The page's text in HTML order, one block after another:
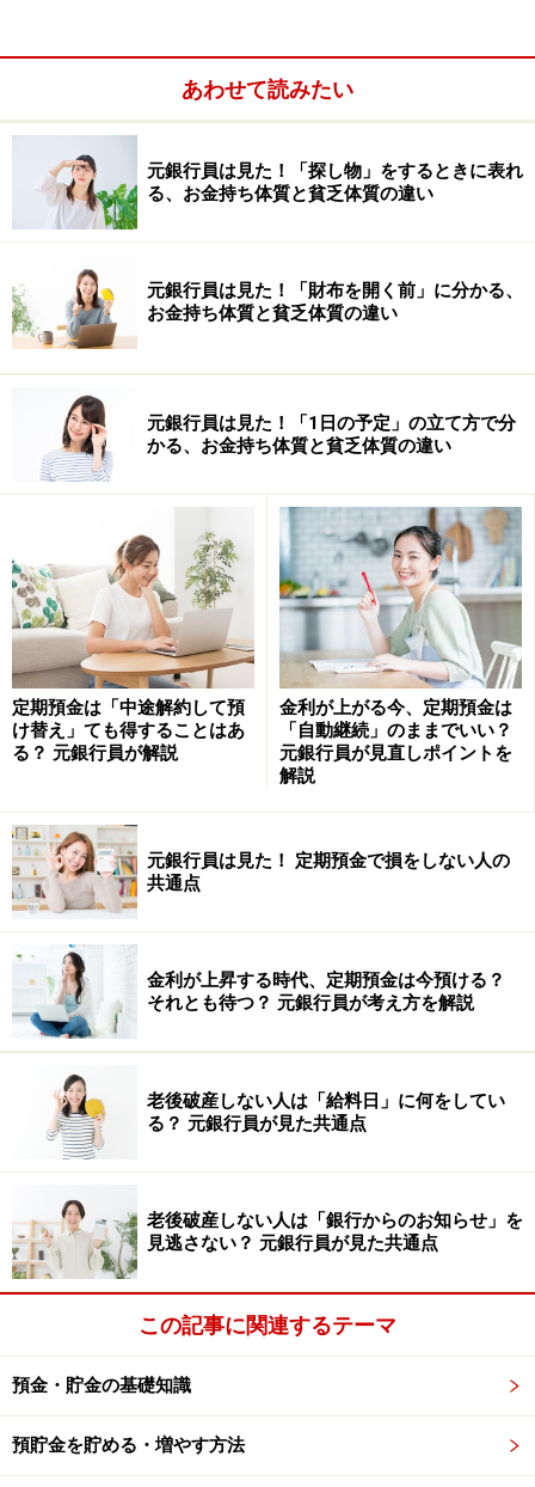
私たちは居心地が良いところに、ず～っといたいと考え
ると思いますが、それはお札も同じこと。長財布は二つ
折りの財布よりもゆったりと収納できるので、その分お
札の居心地は良くなります。
そしてお金がそこに居つくため、お金が貯まる、すなわ
ち金運がアップするといわれているのです。お札を納め
るときには向きを揃えて、さらなる居心地の良さを追求
していきましょう。
目上の人からプレゼントされた財布もツキ
がある
「5」および「ターコイズ」は、タロットカードに読み
替えると教皇となります。キーワードは慈悲。誰かのた
めに行動し、得たお金を財布に入れておくと、お金が貯
まりやすくなります。
また、教皇そのものは教えてくれる人。広くは目上の人
を意味します。両親や祖父母、会社の社長や上司、恩師
等からプレゼントされた財布には、大きなツキが得られ
ます。また昔から、自分より収入がある人から財布をプ
レゼントされると、お金が貯まるといわれています。
プレゼントをもらう機会があるのなら、長財布をリクエ
プレゼントでなくても、お金を渡して買ってもらうのも
あわせて読みたい
元銀行員は見た！「探し物」をするときに表れ
る、お金持ち体質と貧乏体質の違い
元銀行員は見た！「財布を開く前」に分かる、
お金持ち体質と貧乏体質の違い
元銀行員は見た！「1日の予定」の立て方で分
かる、お金持ち体質と貧乏体質の違い
定期預金は「中途解約して預
け替え」ても得することはあ
る？ 元銀行員が解説
金利が上がる今、定期預金は
「自動継続」のままでいい？
元銀行員が見直しポイントを
解説
元銀行員は見た！ 定期預金で損をしない人の
共通点
金利が上昇する時代、定期預金は今預ける？
それとも待つ？ 元銀行員が考え方を解説
老後破産しない人は「給料日」に何をしてい
る？ 元銀行員が見た共通点
老後破産しない人は「銀行からのお知らせ」を
見逃さない？ 元銀行員が見た共通点
この記事に関連するテーマ
預金・貯金の基礎知識
預貯金を貯める・増やす方法